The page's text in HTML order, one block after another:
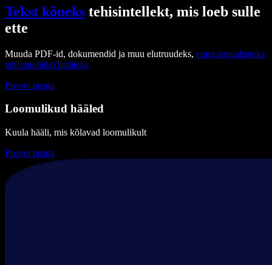
Tekst kõneks tehisintellekt, mis loeb sulle
ette
Muuda PDF-id, dokumendid ja muu elutruudeks, emotsionaalseteks
tehisintellekti häälteks
Proovi tasuta
Loomulikud hääled
Kuula hääli, mis kõlavad loomulikult
Proovi tasuta